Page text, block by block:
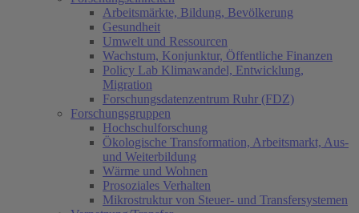
Arbeitsmärkte, Bildung, Bevölkerung
Gesundheit
Umwelt und Ressourcen
Wachstum, Konjunktur, Öffentliche Finanzen
Policy Lab Klimawandel, Entwicklung,
Migration
Forschungsdatenzentrum Ruhr (FDZ)
Forschungsgruppen
Hochschulforschung
Ökologische Transformation, Arbeitsmarkt, Aus-
und Weiterbildung
Wärme und Wohnen
Prosoziales Verhalten
Mikrostruktur von Steuer- und Transfersystemen